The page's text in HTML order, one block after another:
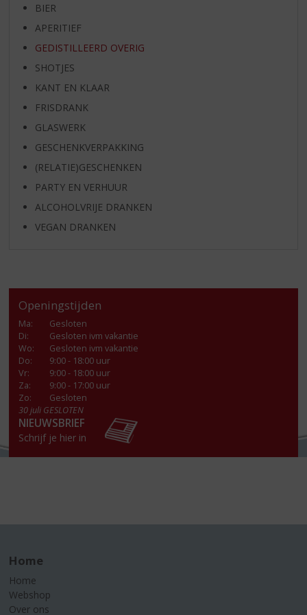
BIER
APERITIEF
GEDISTILLEERD OVERIG
SHOTJES
KANT EN KLAAR
FRISDRANK
GLASWERK
GESCHENKVERPAKKING
(RELATIE)GESCHENKEN
PARTY EN VERHUUR
ALCOHOLVRIJE DRANKEN
VEGAN DRANKEN
Openingstijden
Ma:
Gesloten
Di:
Gesloten ivm vakantie
Wo:
Gesloten ivm vakantie
Do:
9:00 - 18:00 uur
Vr:
9:00 - 18:00 uur
Za:
9:00 - 17:00 uur
Zo:
Gesloten
30 juli GESLOTEN
NIEUWSBRIEF
Schrijf je hier in
Home
Home
Webshop
Over ons